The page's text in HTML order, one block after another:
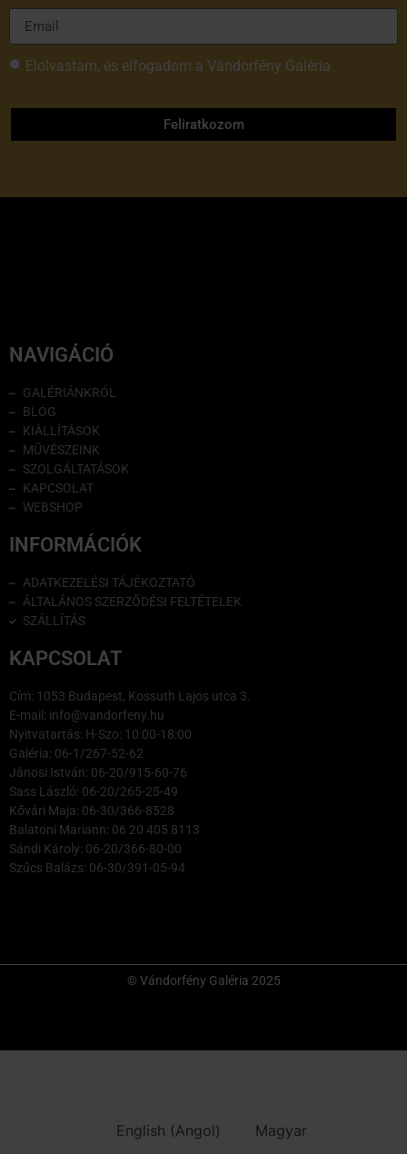
Elolvastam, és elfogadom a Vándorfény Galéria
Feliratkozom
NAVIGÁCIÓ
GALÉRIÁNKRÓL
BLOG
KIÁLLÍTÁSOK
MŰVÉSZEINK
SZOLGÁLTATÁSOK
KAPCSOLAT
WEBSHOP
INFORMÁCIÓK
ADATKEZELÉSI TÁJÉKOZTATÓ
ÁLTALÁNOS SZERZŐDÉSI FELTÉTELEK
SZÁLLÍTÁS
KAPCSOLAT
Cím: 1053 Budapest, Kossuth Lajos utca 3.
E-mail: info@vandorfeny.hu
Nyitvatartás: H-Szo: 10:00-18:00
Galéria: 06-1/267-52-62
Jánosi István: 06-20/915-60-76
Sass László: 06-20/265-25-49
Kővári Maja: 06-30/366-8528
Balatoni Mariann: 06 20 405 8113
Sándi Károly: 06-20/366-80-00
Szűcs Balázs: 06-30/391-05-94
© Vándorfény Galéria 2025
English (Angol) Magyar